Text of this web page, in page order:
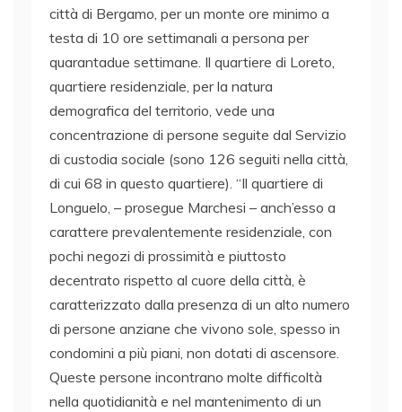
città di Bergamo, per un monte ore minimo a
testa di 10 ore settimanali a persona per
quarantadue settimane. Il quartiere di Loreto,
quartiere residenziale, per la natura
demografica del territorio, vede una
concentrazione di persone seguite dal Servizio
di custodia sociale (sono 126 seguiti nella città,
di cui 68 in questo quartiere). “Il quartiere di
Longuelo, – prosegue Marchesi – anch’esso a
carattere prevalentemente residenziale, con
pochi negozi di prossimità e piuttosto
decentrato rispetto al cuore della città, è
caratterizzato dalla presenza di un alto numero
di persone anziane che vivono sole, spesso in
condomini a più piani, non dotati di ascensore.
Queste persone incontrano molte difficoltà
nella quotidianità e nel mantenimento di un